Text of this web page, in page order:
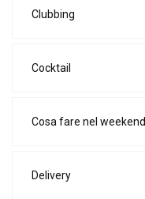
Clubbing
Cocktail
Cosa fare nel weekend
Delivery